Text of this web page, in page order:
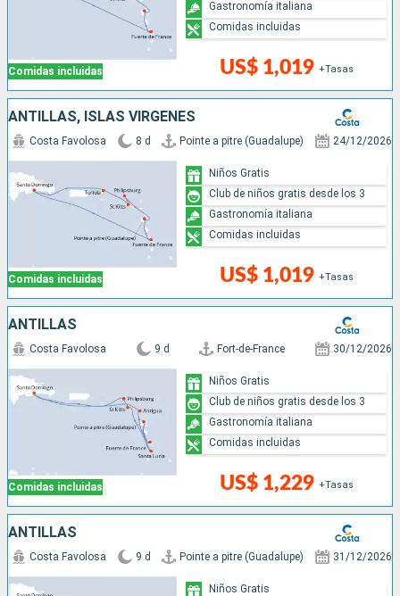
Comidas incluidas US$ 1,019 +Tasas
Gastronomía italiana
Comidas incluidas
ANTILLAS, ISLAS VÍRGENES
Comidas incluidas
Costa Favolosa 8 d Pointe a pitre (Guadalupe) 24/12/2026
US$ 1,019 +Tasas
Niños Gratis
Club de niños gratis desde los 3
Gastronomía italiana
Comidas incluidas
ANTILLAS
Comidas incluidas
Costa Favolosa 9 d Fort-de-France 30/12/2026
US$ 1,229 +Tasas
Niños Gratis
Club de niños gratis desde los 3
Gastronomía italiana
Comidas incluidas
ANTILLAS
Costa Favolosa 9 d Pointe a pitre (Guadalupe) 31/12/2026
Niños Gratis